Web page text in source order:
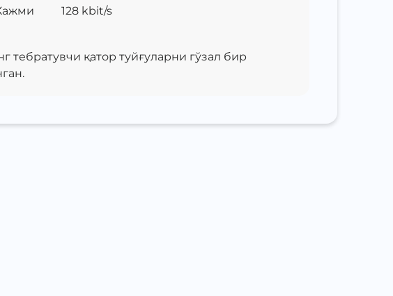
128kbit/s
тебратувчи қатор туйғуларни гўзал бир